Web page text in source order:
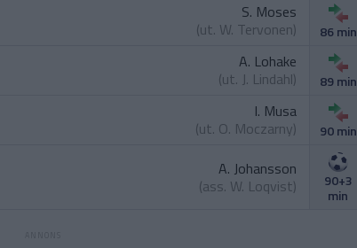
S. Moses
(ut. W. Tervonen) 86 min
A. Lohake
(ut. J. Lindahl) 89 min
I. Musa
(ut. O. Moczarny) 90 min
A. Johansson
(ass. W. Loqvist)
90+3
min